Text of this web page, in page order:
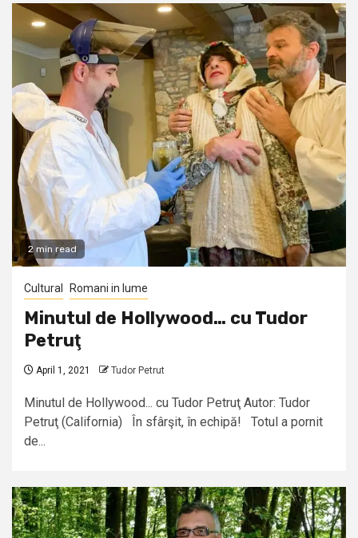
2 min read
Cultural Romani in lume
Minutul de Hollywood… cu Tudor
Petruţ
April 1, 2021 Tudor Petrut
Minutul de Hollywood... cu Tudor Petruţ Autor: Tudor
Petruţ (California) În sfârşit, în echipă! Totul a pornit
de...